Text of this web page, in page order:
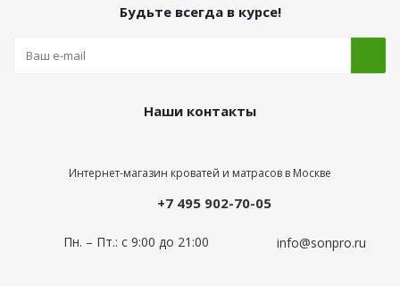
Будьте всегда в курсе!
Наши контакты
Интернет-магазин кроватей и матрасов в Москве
+7 495 902-70-05
Пн. – Пт.: с 9:00 до 21:00 info@sonpro.ru